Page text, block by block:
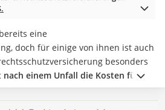
eine
doch für einige von ihnen ist auch
besonders
einem Unfall die Kosten für
Gutachter, das Gericht und sogar
, falls Sie den Fall verlieren.